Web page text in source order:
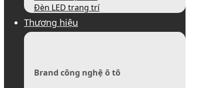
Đèn LED trang trí
Thương hiệu
Brand công nghệ ô tô